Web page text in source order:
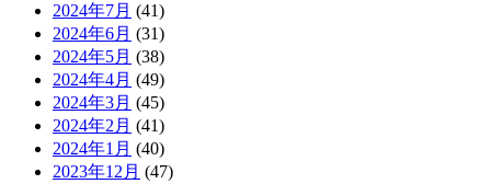
2024年7月 (41)
2024年6月 (31)
2024年5月 (38)
2024年4月 (49)
2024年3月 (45)
2024年2月 (41)
2024年1月 (40)
2023年12月 (47)